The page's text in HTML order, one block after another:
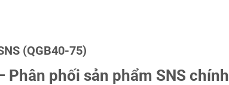
(QGB40-75)
Phân phối sản phẩm SNS